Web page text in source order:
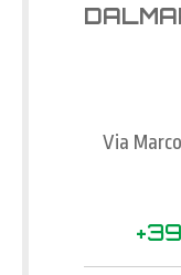
Via